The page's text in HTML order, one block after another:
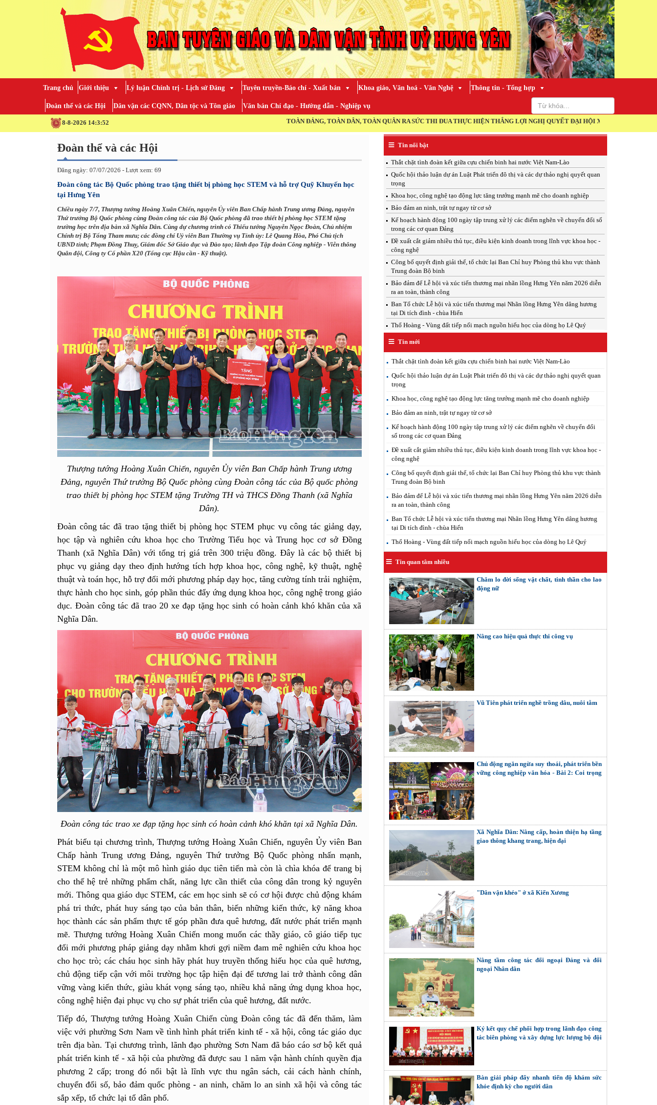
Trang chủ Giới thiệu Lý luận Chính trị - Lịch sử Đảng Tuyên truyền-Báo chí - Xuất bản Khoa giáo, Văn hoá - Văn Nghệ Thông tin - Tổng hợp
Đoàn thể và các Hội Dân vận các CQNN, Dân tộc và Tôn giáo Văn bản Chỉ đạo - Hướng dẫn - Nghiệp vụ
8-8-2026 14:3:54 TOÀN ĐẢNG, TOÀN DÂN, TOÀN QUÂN RA SỨC THI ĐUA THỰC HIỆN THẮNG LỢI NGHỊ QUYẾT ĐẠI HỘI XIV CỦA ĐẢNG!
Đoàn thể và các Hội
Đăng ngày: 07/07/2026 - Lượt xem: 69
Đoàn công tác Bộ Quốc phòng trao tặng thiết bị phòng học STEM và hỗ trợ Quỹ Khuyến học
tại Hưng Yên
Chiều ngày 7/7, Thượng tướng Hoàng Xuân Chiến, nguyên Ủy viên Ban Chấp hành Trung ương Đảng, nguyên
Thứ trưởng Bộ Quốc phòng cùng Đoàn công tác của Bộ Quốc phòng đã trao thiết bị phòng học STEM tặng
trường học trên địa bàn xã Nghĩa Dân. Cùng dự chương trình có Thiếu tướng Nguyễn Ngọc Đoàn, Chủ nhiệm
Chính trị Bộ Tổng Tham mưu; các đồng chí Uỷ viên Ban Thường vụ Tỉnh ủy: Lê Quang Hòa, Phó Chủ tịch
UBND tỉnh; Phạm Đồng Thuỵ, Giám đốc Sở Giáo dục và Đào tạo; lãnh đạo Tập đoàn Công nghiệp - Viễn thông
Quân đội, Công ty Cổ phần X20 (Tổng cục Hậu cần - Kỹ thuật).
Thượng tướng Hoàng Xuân Chiến, nguyên Ủy viên Ban Chấp hành Trung ương
Đảng, nguyên Thứ trưởng Bộ Quốc phòng cùng Đoàn công tác của Bộ quốc phòng
trao thiết bị phòng học STEM tặng Trường TH và THCS Đồng Thanh (xã Nghĩa
Dân).
Đoàn công tác đã trao tặng thiết bị phòng học STEM phục vụ công tác giảng dạy,
học tập và nghiên cứu khoa học cho Trường Tiểu học và Trung học cơ sở Đồng
Thanh (xã Nghĩa Dân) với tổng trị giá trên 300 triệu đồng. Đây là các bộ thiết bị
phục vụ giảng dạy theo định hướng tích hợp khoa học, công nghệ, kỹ thuật, nghệ
thuật và toán học, hỗ trợ đổi mới phương pháp dạy học, tăng cường tính trải nghiệm,
thực hành cho học sinh, góp phần thúc đẩy ứng dụng khoa học, công nghệ trong giáo
dục. Đoàn công tác đã trao 20 xe đạp tặng học sinh có hoàn cảnh khó khăn của xã
Nghĩa Dân.
Đoàn công tác trao xe đạp tặng học sinh có hoàn cảnh khó khăn tại xã Nghĩa Dân.
Phát biểu tại chương trình, Thượng tướng Hoàng Xuân Chiến, nguyên Ủy viên Ban
Chấp hành Trung ương Đảng, nguyên Thứ trưởng Bộ Quốc phòng nhấn mạnh,
STEM không chỉ là một mô hình giáo dục tiên tiến mà còn là chìa khóa để trang bị
cho thế hệ trẻ những phẩm chất, năng lực cần thiết của công dân trong kỷ nguyên
mới. Thông qua giáo dục STEM, các em học sinh sẽ có cơ hội được chủ động khám
phá tri thức, phát huy sáng tạo của bản thân, biến những kiến thức, kỹ năng khoa
học thành các sản phẩm thực tế góp phần đưa quê hương, đất nước phát triển mạnh
mẽ. Thượng tướng Hoàng Xuân Chiến mong muốn các thầy giáo, cô giáo tiếp tục
đổi mới phương pháp giảng dạy nhằm khơi gợi niềm đam mê nghiên cứu khoa học
cho học trò; các cháu học sinh hãy phát huy truyền thống hiếu học của quê hương,
chủ động tiếp cận với môi trường học tập hiện đại để tương lai trở thành công dân
vững vàng kiến thức, giàu khát vọng sáng tạo, nhiều khả năng ứng dụng khoa học,
công nghệ hiện đại phục vụ cho sự phát triển của quê hương, đất nước.
Tiếp đó, Thượng tướng Hoàng Xuân Chiến cùng Đoàn công tác đã đến thăm, làm
việc với phường Sơn Nam về tình hình phát triển kinh tế - xã hội, công tác giáo dục
trên địa bàn. Tại chương trình, lãnh đạo phường Sơn Nam đã báo cáo sơ bộ kết quả
phát triển kinh tế - xã hội của phường đã được sau 1 năm vận hành chính quyền địa
phương 2 cấp; trong đó nổi bật là lĩnh vực thu ngân sách, cải cách hành chính,
chuyển đổi số, bảo đảm quốc phòng - an ninh, chăm lo an sinh xã hội và công tác
sắp xếp, tổ chức lại tổ dân phố.
Tin nổi bật
Thắt chặt tình đoàn kết giữa cựu chiến binh hai nước Việt Nam-Lào
Quốc hội thảo luận dự án Luật Phát triển đô thị và các dự thảo nghị quyết quan
trọng
Khoa học, công nghệ tạo động lực tăng trưởng mạnh mẽ cho doanh nghiệp
Bảo đảm an ninh, trật tự ngay từ cơ sở
Kế hoạch hành động 100 ngày tập trung xử lý các điểm nghẽn về chuyển đổi số
trong các cơ quan Đảng
Đề xuất cắt giảm nhiều thủ tục, điều kiện kinh doanh trong lĩnh vực khoa học -
công nghệ
Công bố quyết định giải thể, tổ chức lại Ban Chỉ huy Phòng thủ khu vực thành
Trung đoàn Bộ binh
Bảo đảm để Lễ hội và xúc tiến thương mại nhãn lồng Hưng Yên năm 2026 diễn
ra an toàn, thành công
Ban Tổ chức Lễ hội và xúc tiến thương mại Nhãn lồng Hưng Yên dâng hương
tại Di tích đình - chùa Hiến
Thổ Hoàng - Vùng đất tiếp nối mạch nguồn hiếu học của dòng họ Lê Quý
Tin mới
Thắt chặt tình đoàn kết giữa cựu chiến binh hai nước Việt Nam-Lào
Quốc hội thảo luận dự án Luật Phát triển đô thị và các dự thảo nghị quyết quan
trọng
Khoa học, công nghệ tạo động lực tăng trưởng mạnh mẽ cho doanh nghiệp
Bảo đảm an ninh, trật tự ngay từ cơ sở
Kế hoạch hành động 100 ngày tập trung xử lý các điểm nghẽn về chuyển đổi
số trong các cơ quan Đảng
Đề xuất cắt giảm nhiều thủ tục, điều kiện kinh doanh trong lĩnh vực khoa học -
công nghệ
Công bố quyết định giải thể, tổ chức lại Ban Chỉ huy Phòng thủ khu vực thành
Trung đoàn Bộ binh
Bảo đảm để Lễ hội và xúc tiến thương mại nhãn lồng Hưng Yên năm 2026 diễn
ra an toàn, thành công
Ban Tổ chức Lễ hội và xúc tiến thương mại Nhãn lồng Hưng Yên dâng hương
tại Di tích đình - chùa Hiến
Thổ Hoàng - Vùng đất tiếp nối mạch nguồn hiếu học của dòng họ Lê Quý
Tin quan tâm nhiều
Chăm lo đời sống vật chất, tinh thần cho lao
động nữ
Nâng cao hiệu quả thực thi công vụ
Vũ Tiên phát triển nghề trồng dâu, nuôi tằm
Chủ động ngăn ngừa suy thoái, phát triển bền
vững công nghiệp văn hóa - Bài 2: Coi trọng
Xã Nghĩa Dân: Nâng cấp, hoàn thiện hạ tầng
giao thông khang trang, hiện đại
"Dân vận khéo" ở xã Kiến Xương
Nâng tầm công tác đối ngoại Đảng và đối
ngoại Nhân dân
Ký kết quy chế phối hợp trong lãnh đạo công
tác biên phòng và xây dựng lực lượng bộ đội
Bàn giải pháp đẩy nhanh tiến độ khám sức
khỏe định kỳ cho người dân